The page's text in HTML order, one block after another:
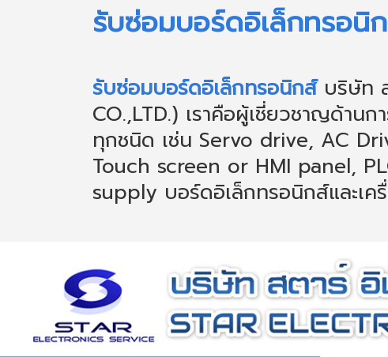
รับซ่อมบอร์ดอิเล็กทรอนิ
รับซ่อมบอร์ดอิเล็กทรอนิกส์บริษัท ส
CO.,LTD.) เราคือผู้เชี่ยวชาญด้าน
ทุกชนิด เช่น Servo drive, AC
Touch screen or HMI panel,
supply บอร์ดอิเล็กทรอนิกส์และเค